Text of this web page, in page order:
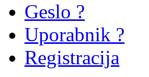
Geslo ?
Uporabnik ?
Registracija